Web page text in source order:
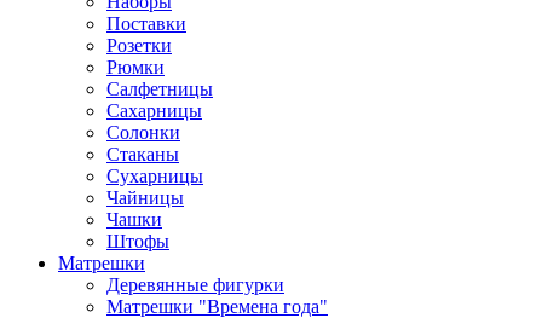
Поставки
Розетки
Рюмки
Салфетницы
Сахарницы
Солонки
Стаканы
Сухарницы
Чайницы
Чашки
Штофы
Матрешки
Деревянные фигурки
Матрешки "Времена года"